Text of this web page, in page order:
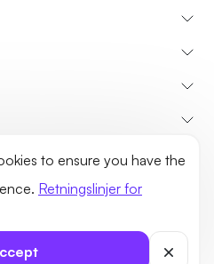
to ensure you have the
Retningslinjer for
kart
forbeholdt